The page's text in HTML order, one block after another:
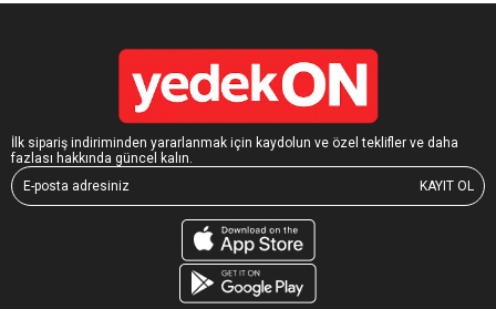
İlk sipariş indiriminden yararlanmak için kaydolun ve özel teklifler ve daha
fazlası hakkında güncel kalın.
KAYIT OL